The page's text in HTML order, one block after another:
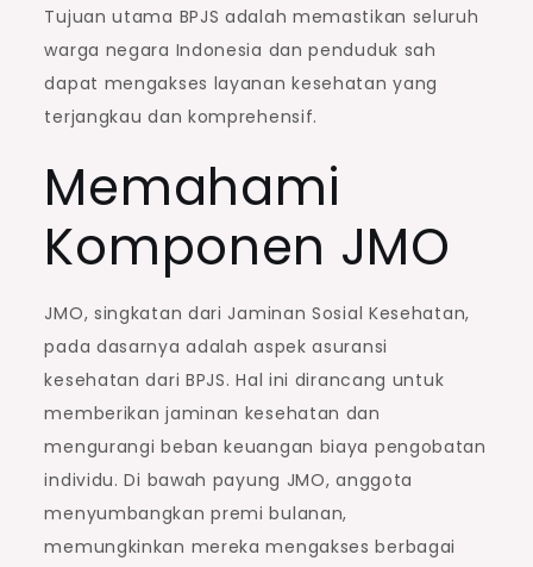
Tujuan utama BPJS adalah memastikan seluruh
warga negara Indonesia dan penduduk sah
dapat mengakses layanan kesehatan yang
terjangkau dan komprehensif.
Memahami
Komponen JMO
JMO, singkatan dari Jaminan Sosial Kesehatan,
pada dasarnya adalah aspek asuransi
kesehatan dari BPJS. Hal ini dirancang untuk
memberikan jaminan kesehatan dan
mengurangi beban keuangan biaya pengobatan
individu. Di bawah payung JMO, anggota
menyumbangkan premi bulanan,
memungkinkan mereka mengakses berbagai